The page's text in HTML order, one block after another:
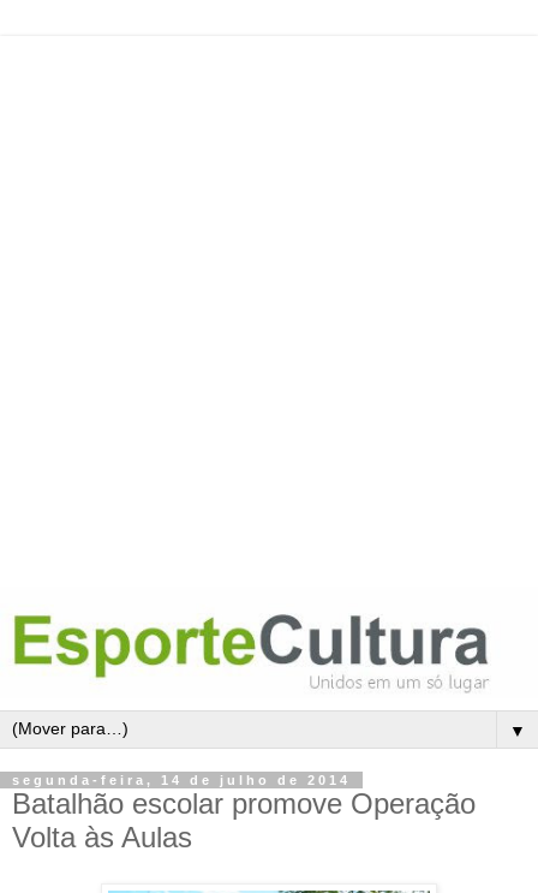
▼
segunda-feira, 14 de julho de 2014
Batalhão escolar promove Operação
Volta às Aulas